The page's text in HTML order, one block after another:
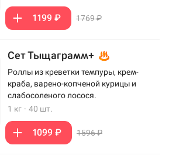
1199 ₽ 1769 ₽
Сет Тыщаграмм+
Роллы из креветки темпуры, крем-
краба, варено-копченой курицы и
слабосоленого лосося.
1 кг · 40 шт.
1099 ₽ 1596 ₽